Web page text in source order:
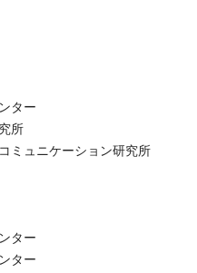
ター
所
ミュニケーション研究所
ター
ター